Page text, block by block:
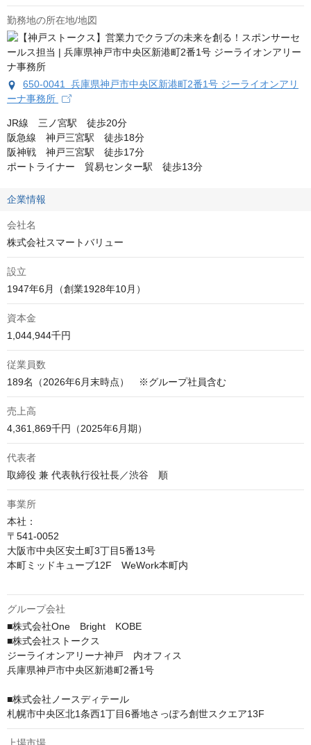
勤務地の所在地/地図
650-0041 兵庫県神戸市中央区新港町2番1号 ジーライオンアリ
ーナ事務所
JR線　三ノ宮駅　徒歩20分
阪急線　神戸三宮駅　徒歩18分
阪神戦　神戸三宮駅　徒歩17分
ポートライナー　貿易センター駅　徒歩13分
企業情報
会社名
株式会社スマートバリュー
設立
資本金
1,044,944千円
従業員数
189名（2026年6月末時点）　※グループ社員含む
売上高
4,361,869千円（2025年6月期）
代表者
事業所
本社：
〒541-0052
大阪市中央区安土町3丁目5番13号
本町ミッドキューブ12F　WeWork本町内
グループ会社
■株式会社One　Bright　KOBE
■株式会社ストークス
ジーライオンアリーナ神戸　内オフィス
兵庫県神戸市中央区新港町2番1号
■株式会社ノースディテール
札幌市中央区北1条西1丁目6番地さっぽろ創世スクエア13F